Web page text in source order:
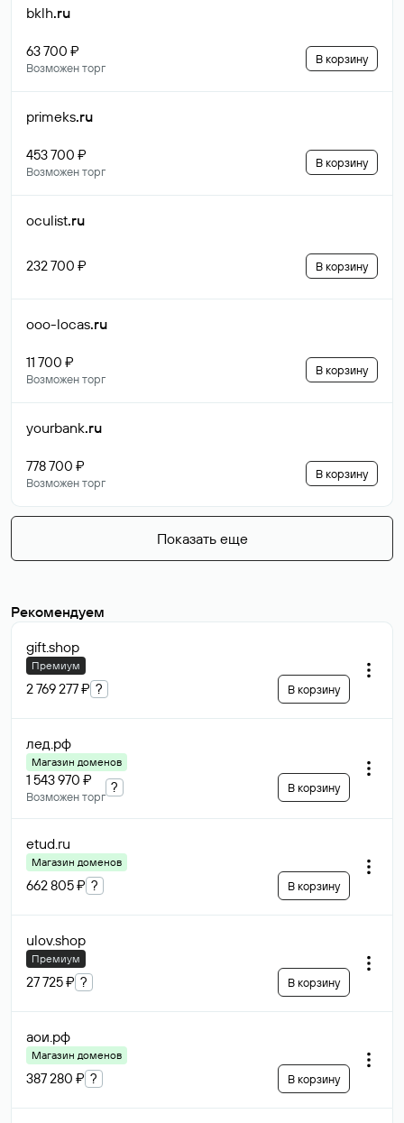
bklh.ru
63 700 ₽
Возможен торг
В корзину
primeks.ru
453 700 ₽
Возможен торг
В корзину
oculist.ru
232 700 ₽ В корзину
ooo-locas.ru
11 700 ₽
Возможен торг
В корзину
yourbank.ru
778 700 ₽
Возможен торг
В корзину
Показать еще
Рекомендуем
gift.shop
Премиум
2 769 277 ₽ ? В корзину
лед.рф
Магазин доменов
1 543 970 ₽
Возможен торг
? В корзину
etud.ru
Магазин доменов
662 805 ₽ ? В корзину
ulov.shop
Премиум
27 725 ₽ ? В корзину
аои.рф
Магазин доменов
387 280 ₽ ? В корзину